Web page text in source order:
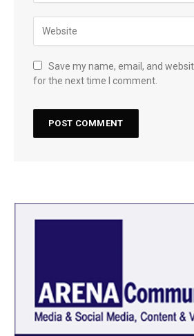
Save my name, email, and
for the next time I comment.